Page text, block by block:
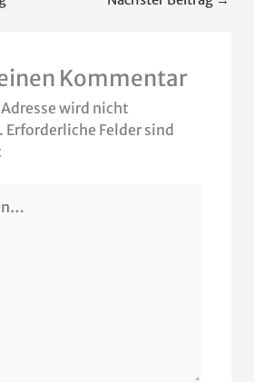
Kommentar
wird nicht
Erforderliche Felder sind